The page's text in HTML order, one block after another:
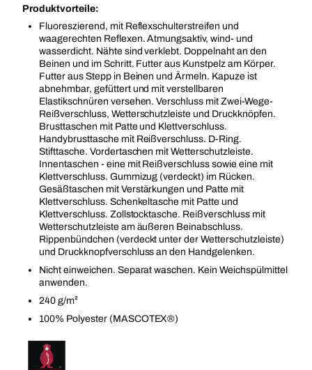
Produktvorteile:
Fluoreszierend, mit Reflexschulterstreifen und
waagerechten Reflexen. Atmungsaktiv, wind- und
wasserdicht. Nähte sind verklebt. Doppelnaht an den
Beinen und im Schritt. Futter aus Kunstpelz am Körper.
Futter aus Stepp in Beinen und Ärmeln. Kapuze ist
abnehmbar, gefüttert und mit verstellbaren
Elastikschnüren versehen. Verschluss mit Zwei-Wege-
Reißverschluss, Wetterschutzleiste und Druckknöpfen.
Brusttaschen mit Patte und Klettverschluss.
Handybrusttasche mit Reißverschluss. D-Ring.
Stifttasche. Vordertaschen mit Wetterschutzleiste.
Innentaschen - eine mit Reißverschluss sowie eine mit
Klettverschluss. Gummizug (verdeckt) im Rücken.
Gesäßtaschen mit Verstärkungen und Patte mit
Klettverschluss. Schenkeltasche mit Patte und
Klettverschluss. Zollstocktasche. Reißverschluss mit
Wetterschutzleiste am äußeren Beinabschluss.
Rippenbündchen (verdeckt unter der Wetterschutzleiste)
und Druckknopfverschluss an den Handgelenken.
Nicht einweichen. Separat waschen. Kein Weichspülmittel
anwenden.
240 g/m²
100% Polyester (MASCOTEX®)